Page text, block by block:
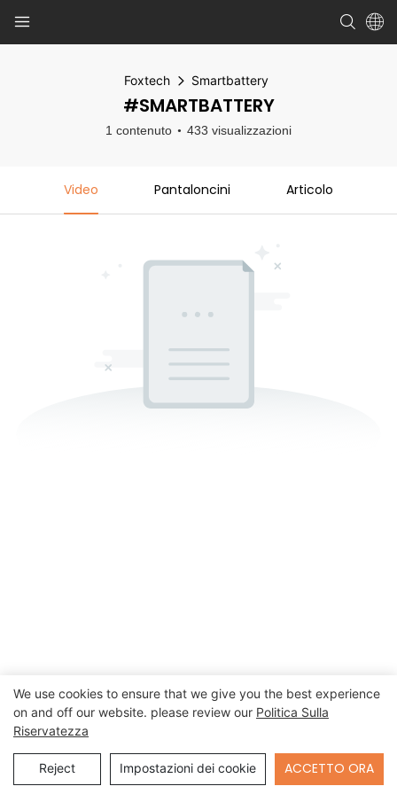
Foxtech Smartbattery
#SMARTBATTERY
1 contenuto 433 visualizzazioni
Video Pantaloncini Articolo
Send Inquiry
We use cookies to ensure that we give you the best experience
on and off our website. please review our Politica Sulla
Riservatezza
Reject Impostazioni dei cookie ACCETTO ORA